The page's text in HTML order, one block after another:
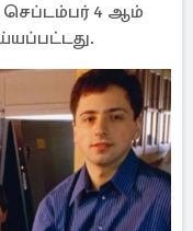
செப்டம்பர் 4 ஆம்